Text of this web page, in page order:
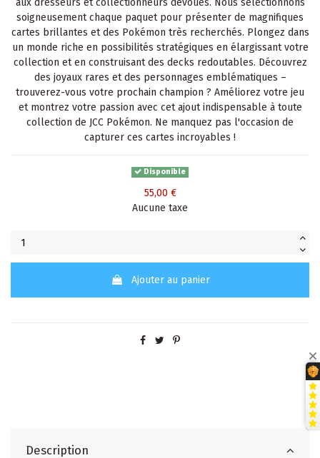
soigneusement chaque paquet pour présenter de magnifiques
cartes brillantes et des Pokémon très recherchés. Plongez dans
un monde riche en possibilités stratégiques en élargissant votre
collection et en construisant des decks redoutables. Découvrez
des joyaux rares et des personnages emblématiques –
trouverez-vous votre prochain champion ? Améliorez votre jeu
et montrez votre passion avec cet ajout indispensable à toute
collection de JCC Pokémon. Ne manquez pas l'occasion de
capturer ces cartes incroyables !
Disponible
55,00 €
Aucune taxe
Ajouter au panier
Description